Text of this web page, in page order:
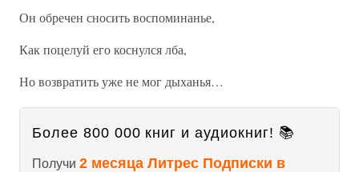
Он обречен сносить воспоминанье,
Как поцелуй его коснулся лба,
Но возвратить уже не мог дыханья…
Более 800 000 книг и аудиокниг! 📚
Получи 2 месяца Литрес Подписки в